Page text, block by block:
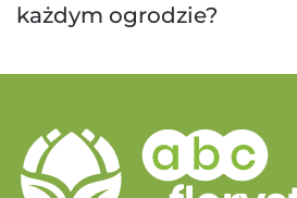
każdym ogrodzie?